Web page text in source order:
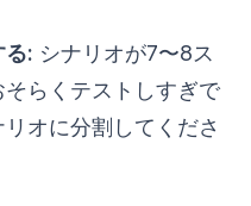
る: シナリオが7〜8ス
らくテストしすぎで
オに分割してくださ